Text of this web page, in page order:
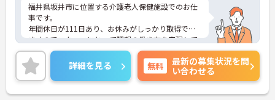
福井県坂井市に位置する介護老人保健施設でのお仕
事です。
年間休日が111日あり、お休みがしっかり取得でき
ますのでスタッフにとって理想の働き方を実現して
います。
賞与は計3.7ヶ月分の支給実績と嬉しい高待遇です。
ご興味のある方には、面接対策ポイントなど、さら
に詳細をお話しいたしますのでお気軽にご相談くだ
さい！
詳細を見る 無料
最新の募集状況を問
い合わせる